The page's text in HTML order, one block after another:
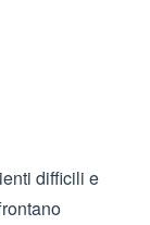
difficili e